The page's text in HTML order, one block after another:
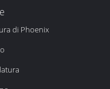
di Phoenix